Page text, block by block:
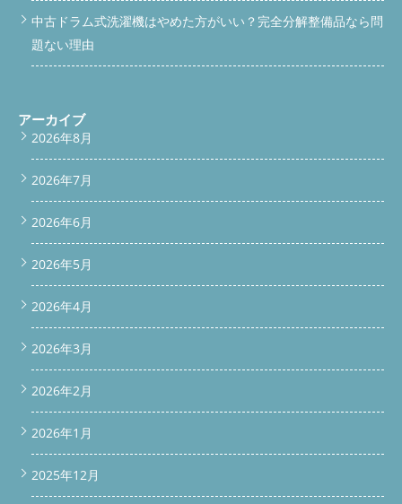
すいだけではなく、カビによるシミは落としにくいため、衣類が
台無しになる可能性があります 3.洗濯機の寿命が短くなる カビ
の寿命が縮まってしまうのです。これらの理由から、洗濯機のカ
ビ掃除は定期的に行う必要があります。清潔な洗濯機で洗濯すれ
ば、衣類を清潔に保ち、洗濯機自体も長く使用でき一石二鳥です
ね。 カビを放っておくと？
これから紹介をする3つの問題を
防ぐためには、定期的なカビ掃除と予防対策が大切です。カビを
ら不快な臭いが発生します。この臭いは洗濯物にも移り、せっか
く洗濯をしても臭いが取れないという状況になります。特に梅雨
や夏場は湿度が高くなるため、カビの繁殖が早く、臭いがより強
むことで、アレルギー反応や呼吸器系の問題を引き起こす場合が
あります。特にアレルギー体質の人や喘息持ちの人は注意が必要
です。またカビが繁殖した衣類を着用することで、皮膚トラブル
を引き起こす可能性もあります。 6.洗濯機の故障につながる カ
ビを放置し続けると、洗濯機の内部パーツが劣化し、最悪の場合
には故障につながります。特に排水ホースや排水口がカビで詰ま
ると、水漏れや排水不良などの深刻な問題を引き起こします。カ
ビの繁殖によって洗濯槽の汚れが固着すると、洗浄力の低下にも
つながります。 いかがでしたか？ 面倒に感じる洗濯機のカビ
対策。放置することで、臭いや洗濯機の故障につながる可能性も
あります。快適な洗濯環境のためにも、ぜひ洗濯機のカビ掃除を
行いましょう。 ◇◆◇◆◇◆◇◆◇◆◇◆◇◆◇◆◇◆◇◆◇
中古ドラム式洗濯機はやめた方がいい？完全分解整備品なら問
題ない理由
アーカイブ
2026年8月
2026年7月
2026年6月
2026年5月
2026年4月
2026年3月
2026年2月
2026年1月
2025年12月